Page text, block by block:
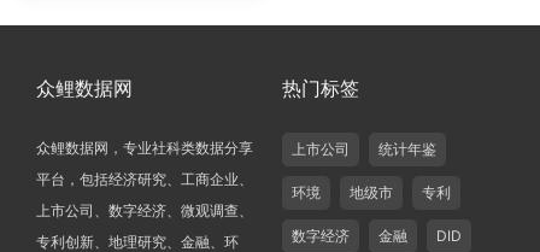
众鲤数据网
众鲤数据网，专业社科类数据分享
平台，包括经济研究、工商企业、
上市公司、数字经济、微观调查、
专利创新、地理研究、金融、环
热门标签
上市公司 统计年鉴
环境 地级市 专利
数字经济 金融 DID